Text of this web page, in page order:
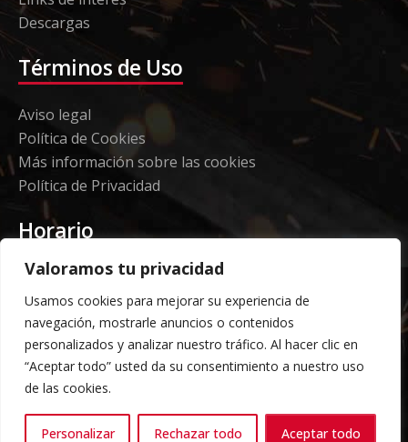
Valoramos tu privacidad
Usamos cookies para mejorar su experiencia de
navegación, mostrarle anuncios o contenidos
personalizados y analizar nuestro tráfico. Al hacer clic en
“Aceptar todo” usted da su consentimiento a nuestro uso
de las cookies.
Personalizar Rechazar todo Aceptar todo
Descargas
Términos de Uso
Aviso legal
Política de Cookies
Más información sobre las cookies
Política de Privacidad
Horario
Etorki - Sede
Lunes a jueves 08:00 a 16:00
Viernes: 08:00 a 14:00
Almacén Grandes Volúmenes